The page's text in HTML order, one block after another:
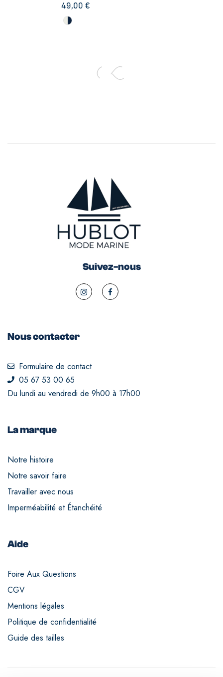
49,00€
Suivez-nous
Nous contacter
Formulaire de contact
05 67 53 00 65
Du lundi au vendredi de 9h00 à 17h00
La marque
Notre histoire
Notre savoir faire
Travailler avec nous
Imperméabilité et Étanchéité
Aide
Foire Aux Questions
CGV
Mentions légales
Politique de confidentialité
Guide des tailles